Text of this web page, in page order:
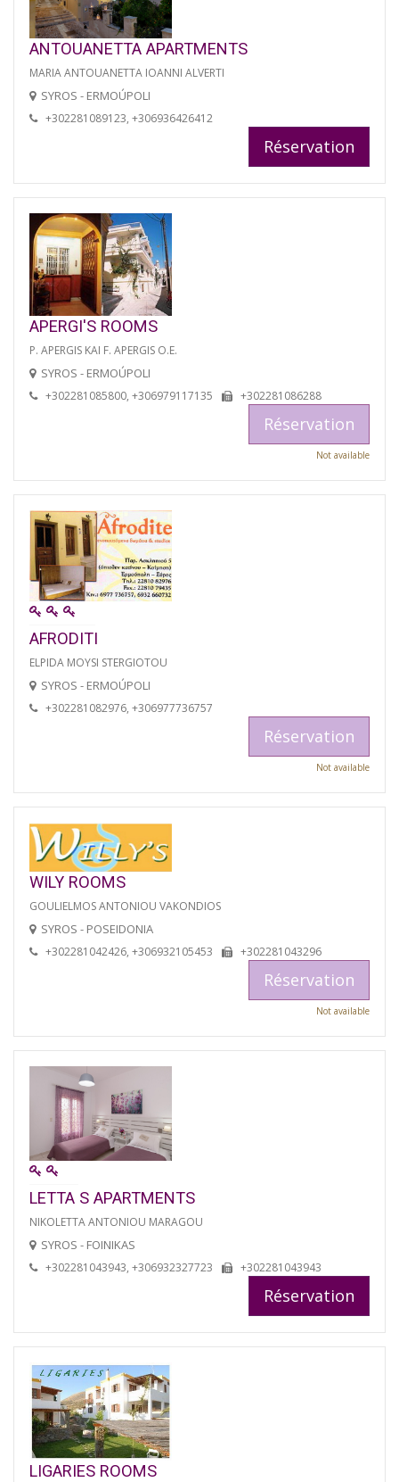
ANTOUANETTA APARTMENTS
MARIA ANTOUANETTA IOANNI ALVERTI
SYROS - ERMOÚPOLI
+302281089123, +306936426412
Réservation
APERGI'S ROOMS
P. APERGIS KAI F. APERGIS O.E.
SYROS - ERMOÚPOLI
+302281085800, +306979117135 +302281086288
Réservation
Not available
AFRODITI
ELPIDA MOYSI STERGIOTOU
SYROS - ERMOÚPOLI
+302281082976, +306977736757
Réservation
Not available
WILY ROOMS
GOULIELMOS ANTONIOU VAKONDIOS
SYROS - POSEIDONIA
+302281042426, +306932105453 +302281043296
Réservation
Not available
LETTA S APARTMENTS
NIKOLETTA ANTONIOU MARAGOU
SYROS - FOINIKAS
+302281043943, +306932327723 +302281043943
Réservation
LIGARIES ROOMS